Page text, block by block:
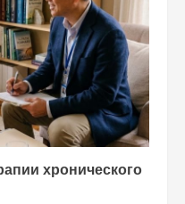
хронического